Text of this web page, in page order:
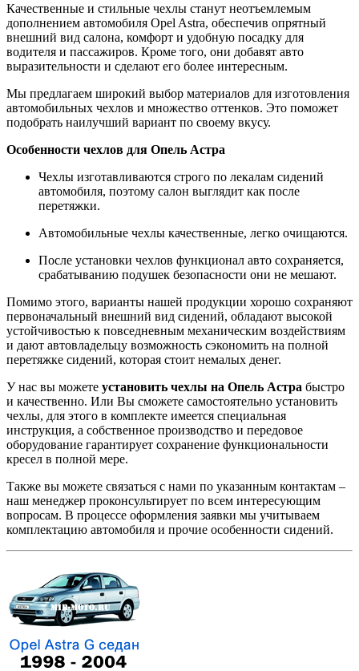
Качественные и стильные чехлы станут неотъемлемым
дополнением автомобиля Opel Astra, обеспечив опрятный
внешний вид салона, комфорт и удобную посадку для
водителя и пассажиров. Кроме того, они добавят авто
выразительности и сделают его более интересным.
Мы предлагаем широкий выбор материалов для изготовления
автомобильных чехлов и множество оттенков. Это поможет
подобрать наилучший вариант по своему вкусу.
Особенности чехлов для Опель Астра
Чехлы изготавливаются строго по лекалам сидений
автомобиля, поэтому салон выглядит как после
перетяжки.
Автомобильные чехлы качественные, легко очищаются.
После установки чехлов функционал авто сохраняется,
срабатыванию подушек безопасности они не мешают.
Помимо этого, варианты нашей продукции хорошо сохраняют
первоначальный внешний вид сидений, обладают высокой
устойчивостью к повседневным механическим воздействиям
и дают автовладельцу возможность сэкономить на полной
перетяжке сидений, которая стоит немалых денег.
У нас вы можете установить чехлы на Опель Астра быстро
и качественно. Или Вы сможете самостоятельно установить
чехлы, для этого в комплекте имеется специальная
инструкция, а собственное производство и передовое
оборудование гарантирует сохранение функциональности
кресел в полной мере.
Также вы можете связаться с нами по указанным контактам –
наш менеджер проконсультирует по всем интересующим
вопросам. В процессе оформления заявки мы учитываем
комплектацию автомобиля и прочие особенности сидений.